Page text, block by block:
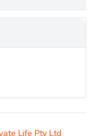
Life Pty Ltd